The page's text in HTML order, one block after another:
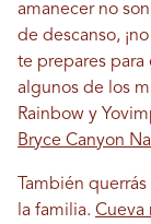
amanecer no
de descanso,
te prepares para
algunos de los
Rainbow y
Bryce Canyon
También
la familia. Cueva